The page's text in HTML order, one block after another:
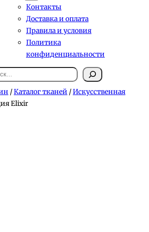
Контакты
Доставка и оплата
Правила и условия
Политика
конфиденциальности
/Каталог тканей /Искусственная
Elixir